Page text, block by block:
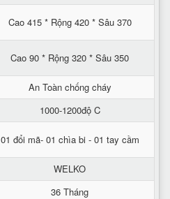
Cao 415 * Rộng 420 * Sâu 370
Cao 90 * Rộng 320 * Sâu 350
An Toàn chống cháy
1000-1200độ C
01 đổi mã- 01 chìa bi - 01 tay cầm
WELKO
36 Tháng